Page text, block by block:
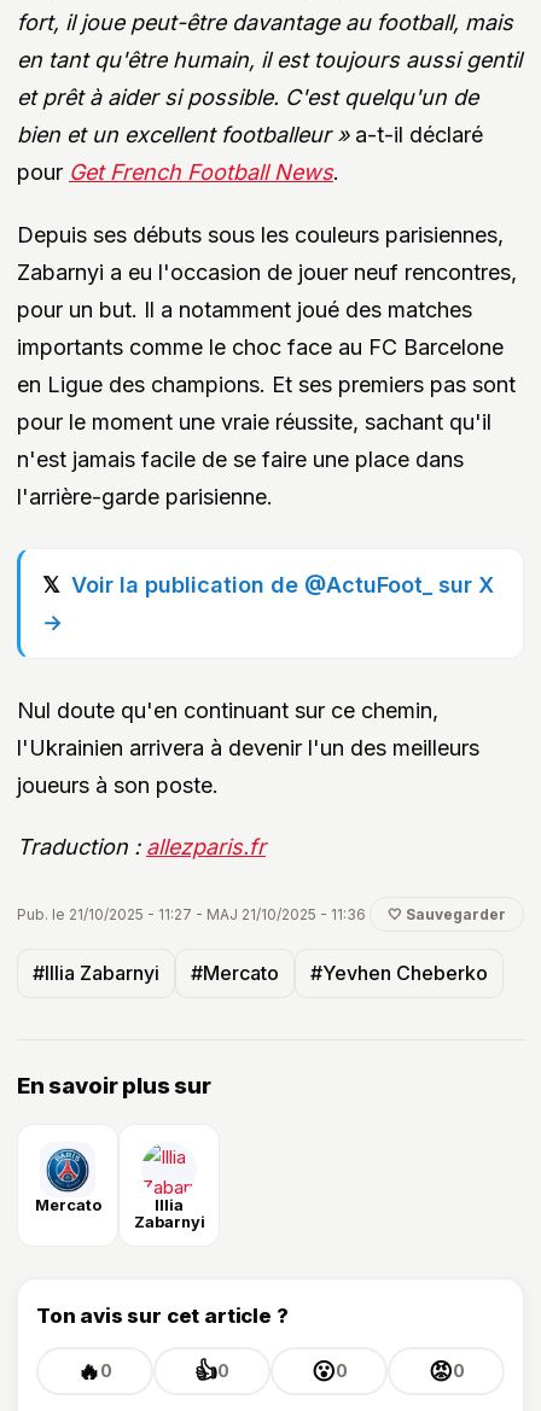
fort, il joue peut-être davantage au football, mais
en tant qu'être humain, il est toujours aussi gentil
et prêt à aider si possible. C'est quelqu'un de
bien et un excellent footballeur »a-t-il déclaré
pour Get French Football News.
Depuis ses débuts sous les couleurs parisiennes,
Zabarnyi a eu l'occasion de jouer neuf rencontres,
pour un but. Il a notamment joué des matches
importants comme le choc face au FC Barcelone
en Ligue des champions. Et ses premiers pas sont
pour le moment une vraie réussite, sachant qu'il
n'est jamais facile de se faire une place dans
l'arrière-garde parisienne.
Voir la publication de @ActuFoot_ sur X
→
Nul doute qu'en continuant sur ce chemin,
l'Ukrainien arrivera à devenir l'un des meilleurs
joueurs à son poste.
Traduction : allezparis.fr
Pub. le 21/10/2025 - 11:27 - MAJ 21/10/2025 - 11:36 🤍 Sauvegarder
#Illia Zabarnyi #Mercato #Yevhen Cheberko
En savoir plus sur
Mercato
Illia
Zabarnyi
Ton avis sur cet article ?
🔥0 👍0 😮0 😡0